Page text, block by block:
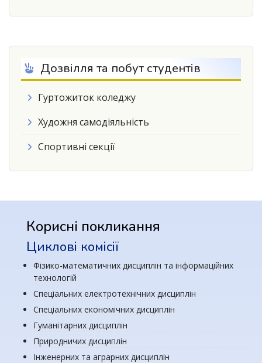
Дозвілля та побут студентів
Гуртожиток коледжу
Художня самодіяльність
Спортивні секції
Корисні покликання
Циклові комісії
Фізико-математичних дисциплін та інформаційних
технологій
Спеціальних електротехнічних дисциплін
Спеціальних економічних дисциплін
Гуманітарних дисциплін
Природничих дисциплін
Інженерних та аграрних дисциплін